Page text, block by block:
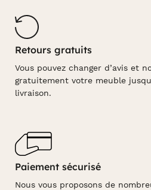
Retours gratuits
Vous pouvez changer d’avis et
gratuitement votre meuble
livraison.
Paiement sécurisé
Nous vous proposons de